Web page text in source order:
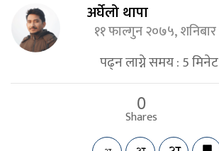
अर्घेलो थापा
११ फाल्गुन २०७५, शनिबार
पढ्न लाग्ने समय :5मिनेट
0
Shares